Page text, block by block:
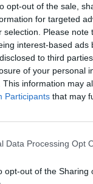
opt-out of the sale,
for targeted
selection. Please
interest-based
to third
of your personal
This information may
Participants that may
Data Processing Opt
opt-out of the Sharing
επαρκής
της Αγγλικής
με βαθμολογία
PBT≥532. Από
οι κάτοχοι
ηλεκτρονικά,